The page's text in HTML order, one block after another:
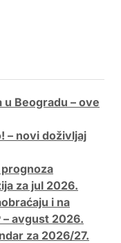
u Beogradu – ove
– novi doživljaj
za jul 2026.
i na
– avgust 2026.
za 2026/27.